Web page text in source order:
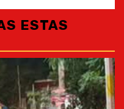
ESTAS